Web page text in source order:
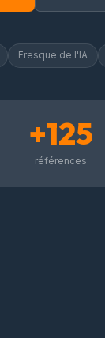
Fresque de l'IA
+125
références